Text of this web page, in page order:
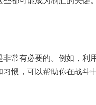
常有必要的。例如，利
惯，可以帮助你在战斗